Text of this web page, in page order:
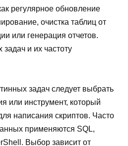
регулярное обновление
очистка таблиц от
или генерация отчетов.
задач и их частоту
задач следует выбрать
или инструмент, который
написания скриптов. Часто
применяются SQL,
Выбор зависит от